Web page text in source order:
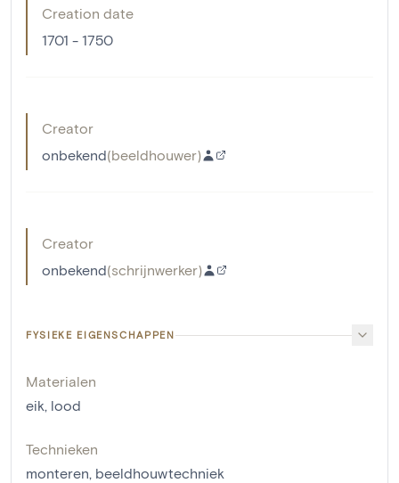
Creation date
1701 - 1750
Creator
onbekend(beeldhouwer)
Creator
onbekend(schrijnwerker)
FYSIEKE EIGENSCHAPPEN
Materialen
eik, lood
Technieken
monteren, beeldhouwtechniek